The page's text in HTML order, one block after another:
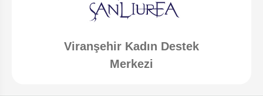
Viranşehir Kadın Destek
Merkezi